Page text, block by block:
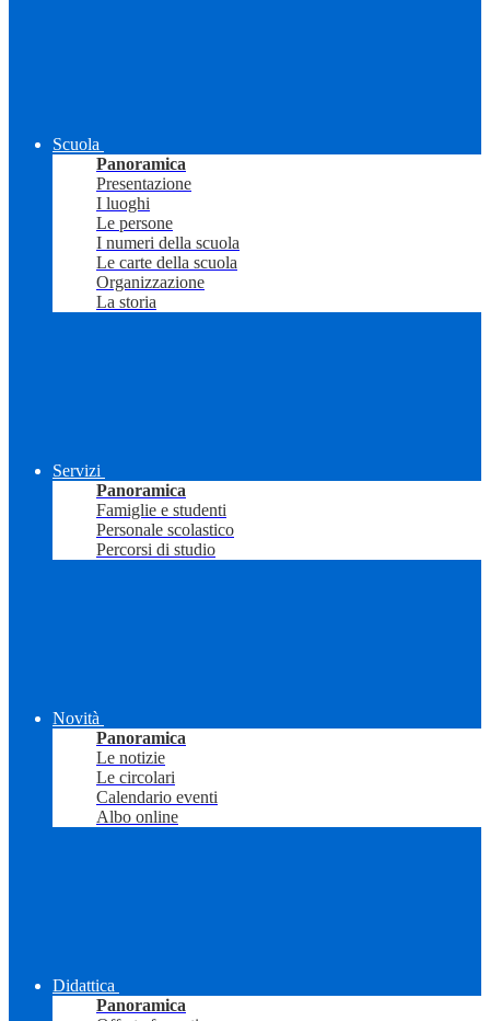
Scuola
Panoramica
Presentazione
I luoghi
Le persone
I numeri della scuola
Le carte della scuola
Organizzazione
La storia
Servizi
Panoramica
Famiglie e studenti
Personale scolastico
Percorsi di studio
Novità
Panoramica
Le notizie
Le circolari
Calendario eventi
Albo online
Didattica
Panoramica